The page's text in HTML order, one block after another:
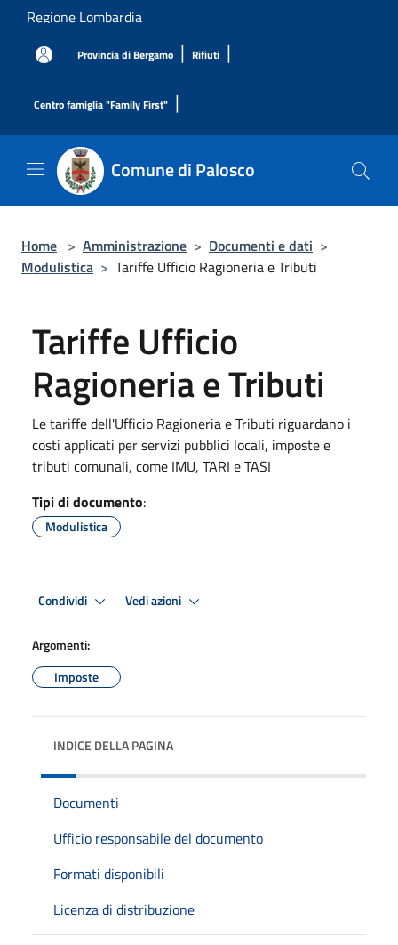
Salta al contenuto principale
Regione Lombardia
Provincia di Bergamo | Rifiuti |
Centro famiglia "Family First" |
Comune di Palosco
Home > Amministrazione > Documenti e dati >
Modulistica > Tariffe Ufficio Ragioneria e Tributi
Tariffe Ufficio
Ragioneria e Tributi
Le tariffe dell'Ufficio Ragioneria e Tributi riguardano i
costi applicati per servizi pubblici locali, imposte e
tributi comunali, come IMU, TARI e TASI
Tipi di documento:
Modulistica
Condividi Vedi azioni
Argomenti:
Imposte
INDICE DELLA PAGINA
Documenti
Ufficio responsabile del documento
Formati disponibili
Licenza di distribuzione